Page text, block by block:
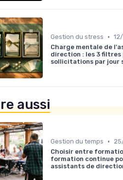
Gestion du stress •
Charge mentale de
direction : les 3 filtres
sollicitations par jour
aussi
Gestion du temps •
Choisir entre
formation continue
assistants de